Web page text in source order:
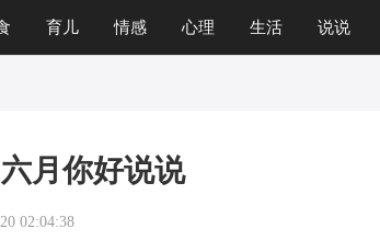
育儿 情感 心理 生活 说说
月你好说说
02:04:38